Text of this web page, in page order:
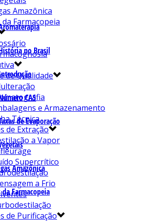
no Brasil
CAS
de Evaporação
Amazônica
da Farmacopeia
Amazônica
Farmacopeia
de Qualidade
e Armazenamento
Técnica
de Extração
a Vapor
Supercrítico
a Frio
de Purificação